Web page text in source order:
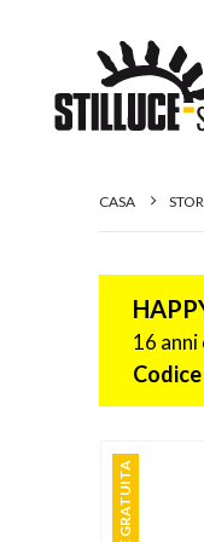
CASA
16